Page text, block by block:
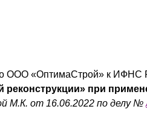
ООО «ОптимаСтрой» к ИФНС
реконструкции» при
М.К. от 16.06.2022 по делу №